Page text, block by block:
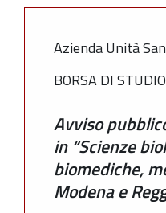
Azienda Unità
BORSA DI STUDIO
Avviso
in “Scienze
biomediche,
Modena e